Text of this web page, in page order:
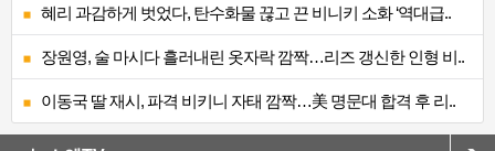
혜리 과감하게 벗었다, 탄수화물 끊고 끈 비니키 소화 ‘역대급..
장원영, 술 마시다 흘러내린 옷자락 깜짝…리즈 갱신한 인형 비..
이동국 딸 재시, 파격 비키니 자태 깜짝…美 명문대 합격 후 리..